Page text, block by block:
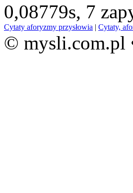
0,08779s, 7
Cytaty aforyzmy przysłowia | Cytaty,
© mysli.com.pl